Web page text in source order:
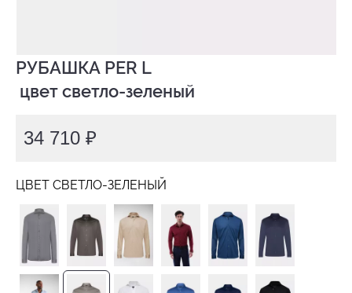
РУБАШКА PER L
цвет светло-зеленый
34 710 ₽
ЦВЕТ СВЕТЛО-ЗЕЛЕНЫЙ